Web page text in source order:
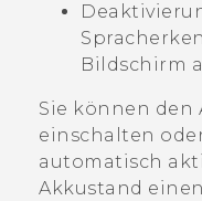
Bildschirm
Sie können den
einschalten
automatisch
Akkustand